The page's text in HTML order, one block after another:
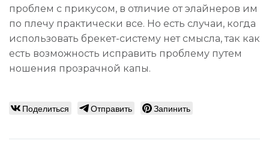
проблем с прикусом, в отличие от элайнеров им
по плечу практически все. Но есть случаи, когда
использовать брекет-систему нет смысла, так как
есть возможность исправить проблему путем
ношения прозрачной капы.
Поделиться Отправить Запинить